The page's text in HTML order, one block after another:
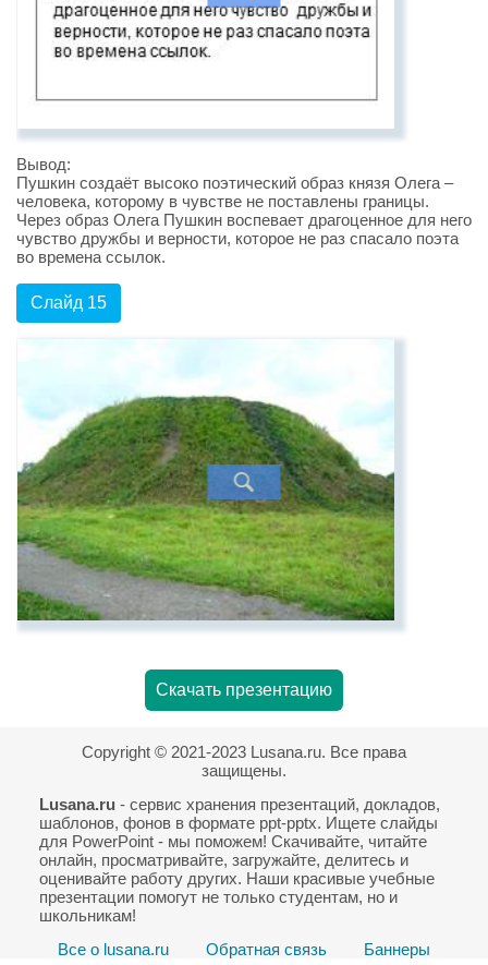
Вывод:
Пушкин создаёт высоко поэтический образ князя Олега –
человека, которому в чувстве не поставлены границы.
Через образ Олега Пушкин воспевает драгоценное для него
чувство дружбы и верности, которое не раз спасало поэта
во времена ссылок.
Слайд 15
Скачать презентацию
Copyright © 2021-2023 Lusana.ru. Все права
защищены.
Lusana.ru - сервис хранения презентаций, докладов,
шаблонов, фонов в формате ppt-pptx. Ищете слайды
для PowerPoint - мы поможем! Скачивайте, читайте
онлайн, просматривайте, загружайте, делитесь и
оценивайте работу других. Наши красивые учебные
презентации помогут не только студентам, но и
школьникам!
Все о lusana.ru
Обратная связь Баннеры